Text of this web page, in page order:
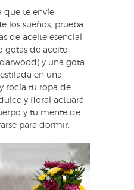
que te envíe
los sueños, prueba
de aceite esencial
gotas de aceite
y una gota
en una
rocía tu ropa de
y floral actuará
y tu mente de
para dormir.